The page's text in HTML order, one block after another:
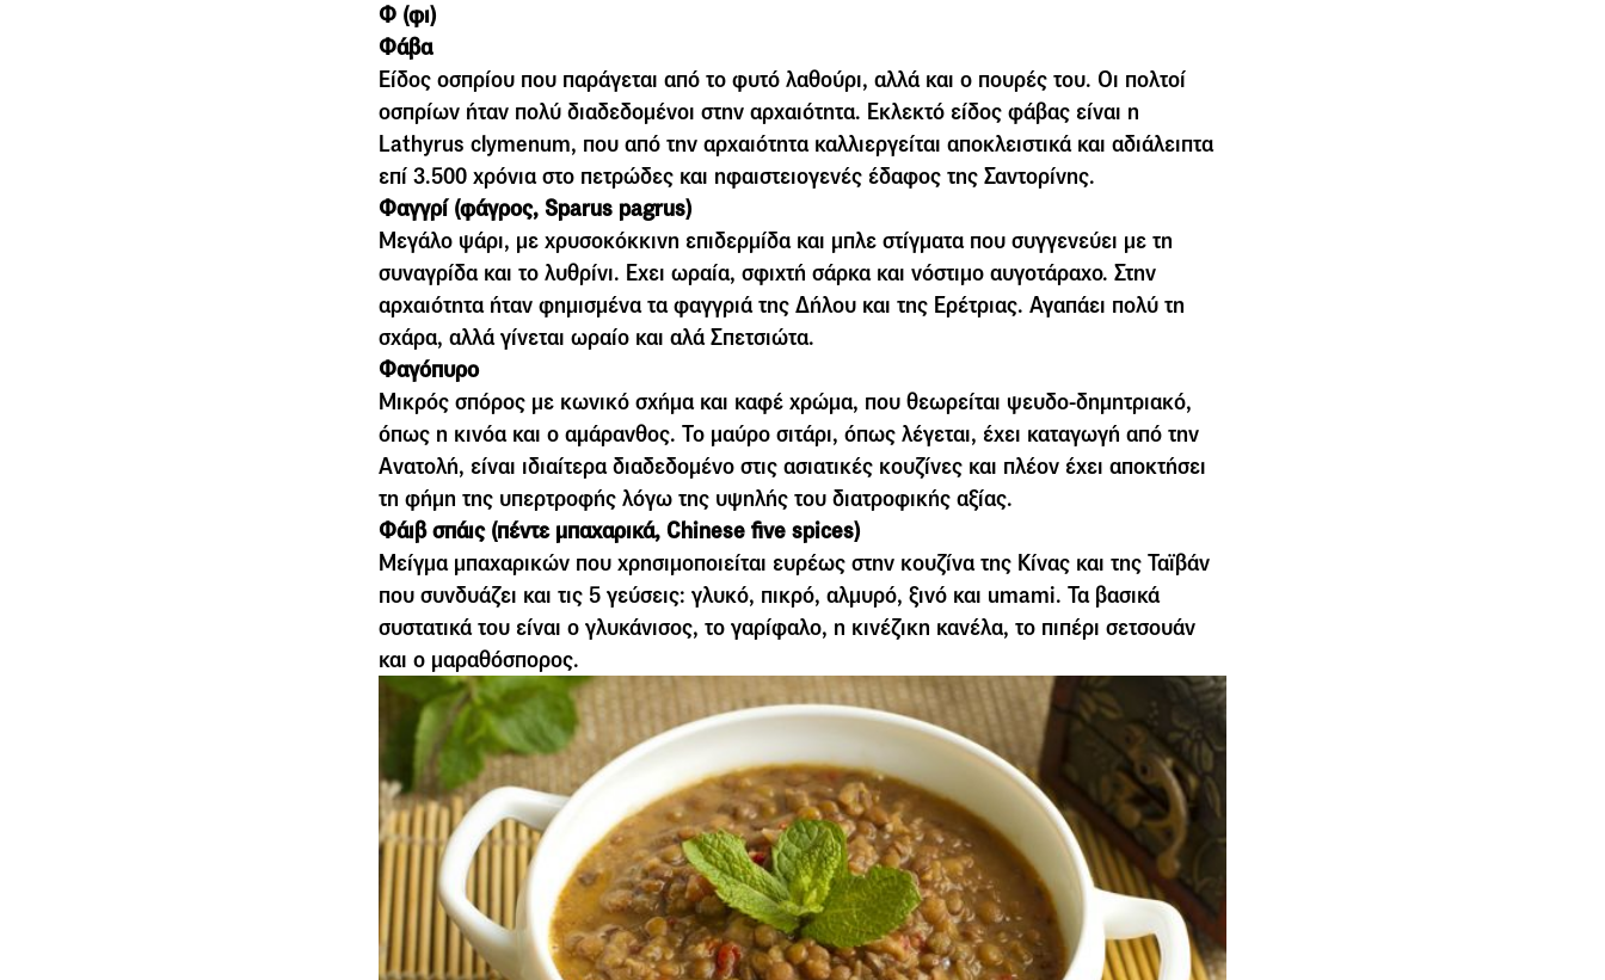
Φ (φι)
Φάβα
Είδος οσπρίου που παράγεται από το φυτό λαθούρι, αλλά και ο πουρές του. Οι πολτοί
οσπρίων ήταν πολύ διαδεδοµένοι στην αρχαιότητα. Εκλεκτό είδος φάβας είναι η
Lathyrus clymenum, που από την αρχαιότητα καλλιεργείται αποκλειστικά και αδιάλειπτα
επί 3.500 χρόνια στο πετρώδες και ηφαιστειογενές έδαφος της Σαντορίνης.
Φαγγρί (φάγρος, Sparus pagrus)
Μεγάλο ψάρι, µε χρυσοκόκκινη επιδερµίδα και µπλε στίγµατα που συγγενεύει µε τη
συναγρίδα και το λυθρίνι. Εχει ωραία, σφιχτή σάρκα και νόστιµο αυγοτάραχο. Στην
αρχαιότητα ήταν φηµισµένα τα φαγγριά της Δήλου και της Ερέτριας. Αγαπάει πολύ τη
σχάρα, αλλά γίνεται ωραίο και αλά Σπετσιώτα.
Φαγόπυρο
Μικρός σπόρος µε κωνικό σχήµα και καφέ χρώµα, που θεωρείται ψευδο-δηµητριακό,
όπως η κινόα και ο αµάρανθος. Το µαύρο σιτάρι, όπως λέγεται, έχει καταγωγή από την
Ανατολή, είναι ιδιαίτερα διαδεδοµένο στις ασιατικές κουζίνες και πλέον έχει αποκτήσει
τη φήµη της υπερτροφής λόγω της υψηλής του διατροφικής αξίας.
Φάιβ σπάις (πέντε µπαχαρικά, Chinese five spices)
Μείγµα µπαχαρικών που χρησιµοποιείται ευρέως στην κουζίνα της Κίνας και της Ταϊβάν
που συνδυάζει και τις 5 γεύσεις: γλυκό, πικρό, αλµυρό, ξινό και umami. Τα βασικά
συστατικά του είναι ο γλυκάνισος, το γαρίφαλο, η κινέζικη κανέλα, το πιπέρι σετσουάν
και ο µαραθόσπορος.